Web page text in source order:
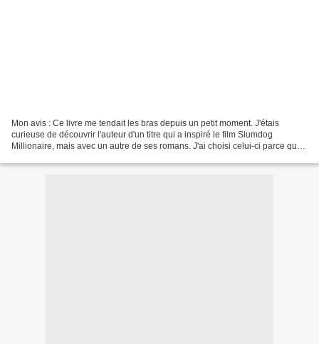
Mon avis : Ce livre me tendait les bras depuis un petit moment. J'étais
curieuse de découvrir l'auteur d'un titre qui a inspiré le film Slumdog
Millionaire, mais avec un autre de ses romans. J'ai choisi celui-ci parce que